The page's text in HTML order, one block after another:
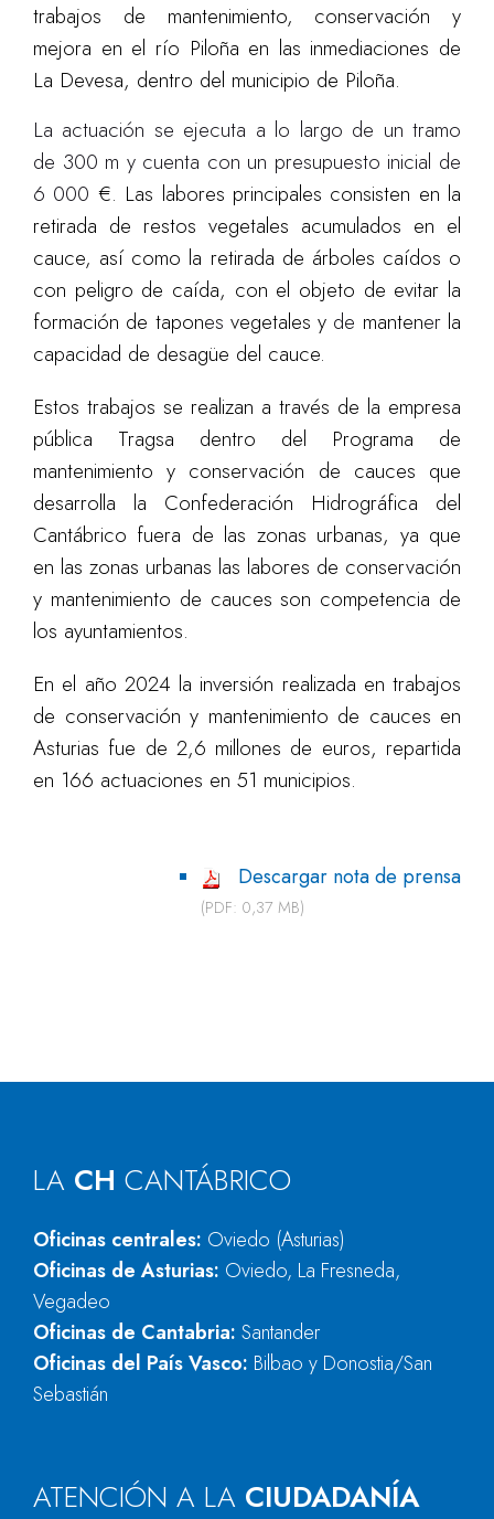
trabajos de mantenimiento, conservación y
mejora en el río Piloña en las inmediaciones de
La Devesa, dentro del municipio de Piloña.
La actuación se ejecuta a lo largo de un tramo
de 300 m y cuenta con un presupuesto inicial de
6 000 €. Las labores principales consisten en la
retirada de restos vegetales acumulados en el
cauce, así como la retirada de árboles caídos o
con peligro de caída, con el objeto de evitar la
formación de tapones vegetales y de mantener la
capacidad de desagüe del cauce.
Estos trabajos se realizan a través de la empresa
pública Tragsa dentro del Programa de
mantenimiento y conservación de cauces que
desarrolla la Confederación Hidrográfica del
Cantábrico fuera de las zonas urbanas, ya que
en las zonas urbanas las labores de conservación
y mantenimiento de cauces son competencia de
los ayuntamientos.
En el año 2024 la inversión realizada en trabajos
de conservación y mantenimiento de cauces en
Asturias fue de 2,6 millones de euros, repartida
en 166 actuaciones en 51 municipios.
Descargar nota de prensa
(PDF: 0,37 MB)
LA CH CANTÁBRICO
Oficinas centrales: Oviedo (Asturias)
Oficinas de Asturias: Oviedo, La Fresneda,
Vegadeo
Oficinas de Cantabria: Santander
Oficinas del País Vasco: Bilbao y Donostia/San
Sebastián
ATENCIÓN A LA CIUDADANÍA